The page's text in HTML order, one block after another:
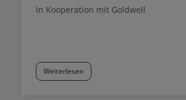
In Kooperation mit Goldwell
Weiterlesen